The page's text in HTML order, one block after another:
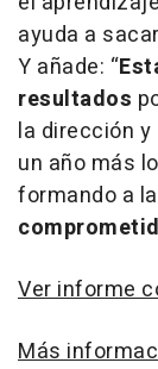
ayuda a
Y añade: “
resultados
la dirección
un año más
formando a
Ver informe
Más